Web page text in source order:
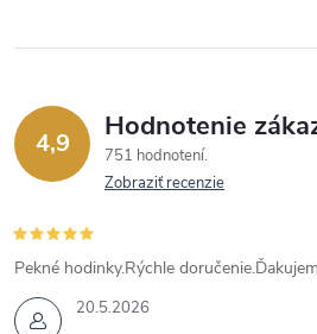
4,9 Hodnotenie
751 hodnotení
Zobraziť recenzie
20.5.2026
Pekné hodinky.Rýchle